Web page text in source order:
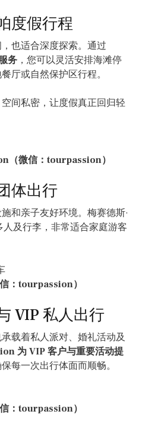
度假行程
也适合深度探索。通过
务 ，您可以灵活安排海滩停
厅或自然保护区行程。
间私密，让度假真正回归轻
（微信：tourpassion）
体出行
和亲子友好环境。梅赛德斯·
及行李，非常适合家庭游客
：tourpassion）
VIP 私人出行
载着私人派对、婚礼活动及
为 VIP 客户与重要活动提
保每一次出行体面而顺畅。
：tourpassion）